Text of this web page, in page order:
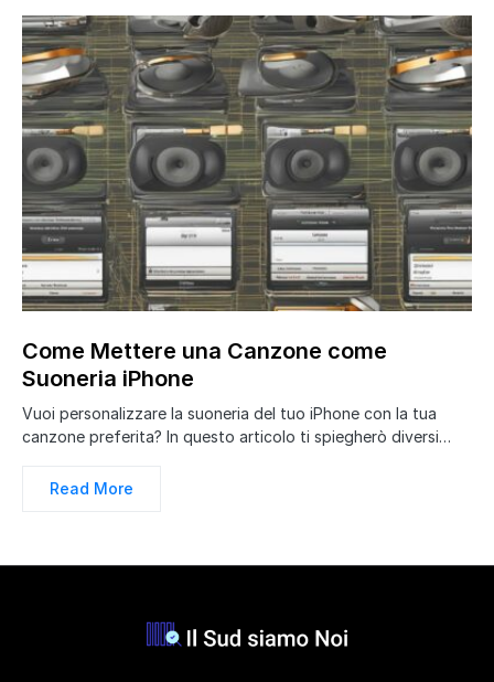
Come Mettere una Canzone come
Suoneria iPhone
Vuoi personalizzare la suoneria del tuo iPhone con la tua
canzone preferita? In questo articolo ti spiegherò diversi…
Read More